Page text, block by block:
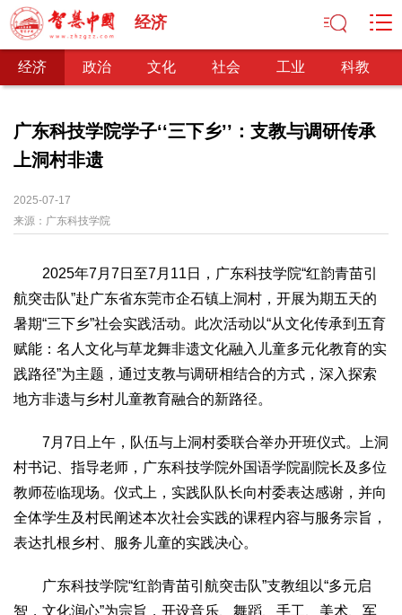
经济
经济 政治 文化 社会 工业 科教
经济
经济观察
经济转型
供给侧改革
民主政治
观察思考
文化
中华文化 核心价值 文化产业 文化事业
艺术百家
文化观察
智海钩沉
社会
社会治理 社会保障 城乡发展 民生建设
装备制造 智能制造 制造2025 大国工匠
科技观察 创新前沿 智慧教育 职业教育
广东科技学院学子‘‘三下乡’’：支教与调研传承
上洞村非遗
2025-07-17
来源： 广东科技学院
2025年7月7日至7月11日，广东科技学院“红韵青苗引
航突击队”赴广东省东莞市企石镇上洞村，开展为期五天的
暑期“三下乡”社会实践活动。此次活动以“从文化传承到五育
赋能：名人文化与草龙舞非遗文化融入儿童多元化教育的实
践路径”为主题，通过支教与调研相结合的方式，深入探索
地方非遗与乡村儿童教育融合的新路径。
7月7日上午，队伍与上洞村委联合举办开班仪式。上洞
村书记、指导老师，广东科技学院外国语学院副院长及多位
教师莅临现场。仪式上，实践队队长向村委表达感谢，并向
全体学生及村民阐述本次社会实践的课程内容与服务宗旨，
表达扎根乡村、服务儿童的实践决心。
广东科技学院“红韵青苗引航突击队”支教组以“多元启
智，文化润心”为宗旨，开设音乐、舞蹈、手工、美术、军